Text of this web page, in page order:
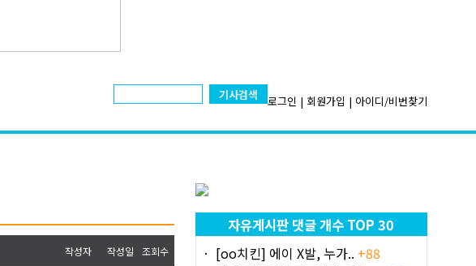
기사검색 로그인 | 회원가입 | 아이디/비번찾기
작성자 작성일 조회수
자유게시판 댓글 개수 TOP 30
[oo치킨] 에이 X발, 누가.. +88